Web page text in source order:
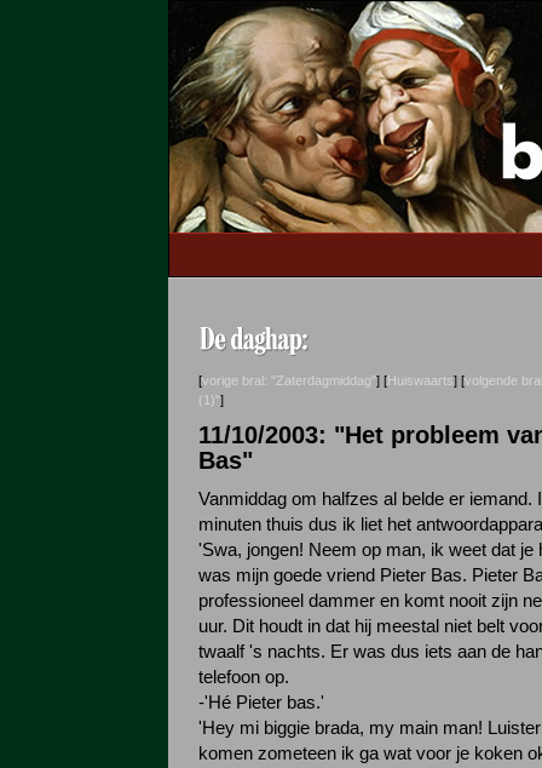
[vorige bral: "Zaterdagmiddag"] [Huiswaarts] [volgende
(1)"]
11/10/2003: "Het probleem
Bas"
Vanmiddag om halfzes al belde er iemand.
minuten thuis dus ik liet het
'Swa, jongen! Neem op man, ik weet dat je
was mijn goede vriend Pieter Bas. Pieter
professioneel dammer en komt nooit zijn
uur. Dit houdt in dat hij meestal niet belt
twaalf 's nachts. Er was dus iets aan de
telefoon op.
-'Hé Pieter bas.'
'Hey mi biggie brada, my main man!
komen zometeen ik ga wat voor je koken